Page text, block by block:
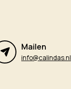
Mailen
info@calindas.nl